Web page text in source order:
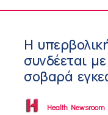
Η
συνδέεται
σοβαρά
Health Newsroom